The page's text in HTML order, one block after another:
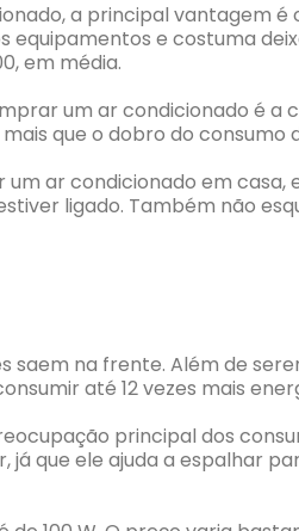
a principal vantagem
e costuma
em média.
um ar condicionado é a
que o dobro do
ar condicionado em
ligado. Também não
saem na frente. Além de
até 12 vezes mais
principal dos
já que ele ajuda a espalhar